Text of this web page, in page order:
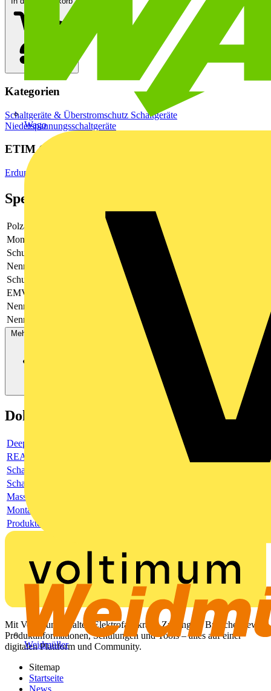
Wago
Weidmüller
Kategorien
Schaltgeräte & Überstromschutz Schaltgeräte
Niederspannungsschaltgeräte
ETIM Group
Erdung, Blitz- und Überspannungsschutz
Spezifikationen
Polzahl
Montageart
Aufputz/Unterputz
Schutzpegel
Nennlaststrom
Schutzart (IP)
EMV-Ausführung
Nennspannung AC
Nennspannung DC
Mehr anzeigen
Dokumente
Deeplink Produktseite
REACH-Deklaration
Schaltbild
Schaltbild
Masszeichnung
Montageanleitung
Produktdatenblatt
Mit Voltimum erhalten Elektrofachkräfte Zugang zu Branchennews,
Produktinformationen, Schulungen und Tools – alles auf einer
digitalen Plattform und Community.
Sitemap
Startseite